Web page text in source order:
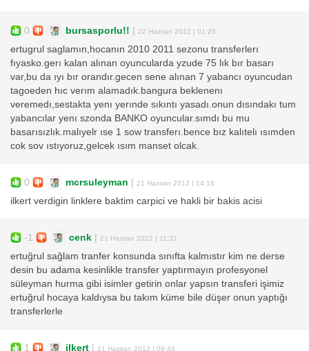
0 bursasporlu!! | 22 Haziran 2012 | 01:25
ertugrul saglamın,hocanın 2010 2011 sezonu transferlerı
fıyasko.gerı kalan alınan oyuncularda yzude 75 lık bır basarı
var,bu da ıyı bır orandır.gecen sene alınan 7 yabancı oyuncudan
tagoeden hıc verım alamadık.bangura beklenenı
veremedı,sestakta yenı yerınde sıkıntı yasadı.onun dısındakı tum
yabancılar yenı szonda BANKO oyuncular.sımdı bu mu
basarısızlık.malıyelr ıse 1 sow transferı.bence bız kalıtelı ısımden
cok sov ıstıyoruz,gelcek ısım manset olcak.
0 mcrsuleyman | 21 Haziran 2012 | 14:16
ilkert verdigin linklere baktim carpici ve hakli bir bakis acisi
-1 cenk | 21 Haziran 2012 | 11:31
ertuğrul sağlam tranfer konsunda sınıfta kalmıstır kim ne derse
desin bu adama kesinlikle transfer yaptırmayın profesyonel
süleyman hurma gibi isimler getirin onlar yapsın transferi işimiz
ertuğrul hocaya kaldıysa bu takım küme bile düşer onun yaptığı
transferlerle
1 ilkert | 21 Haziran 2012 | 09:44